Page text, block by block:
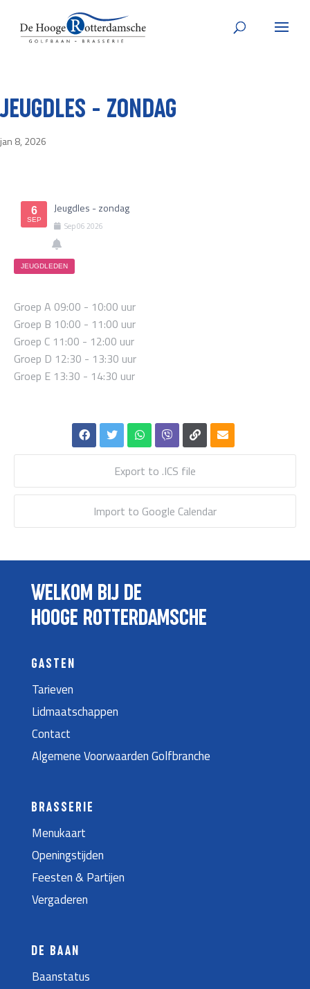
JEUGDLES – ZONDAG
jan 8, 2026
6
SEP
Jeugdles - zondag
Sep062026
JEUGDLEDEN
Groep A 09:00 - 10:00 uur
Groep B 10:00 - 11:00 uur
Groep C 11:00 - 12:00 uur
Groep D 12:30 - 13:30 uur
Groep E 13:30 - 14:30 uur
Export to .ICS file
Import to Google Calendar
WELKOM BIJ DE
HOOGE ROTTERDAMSCHE
GASTEN
Tarieven
Lidmaatschappen
Contact
Algemene Voorwaarden Golfbranche
BRASSERIE
Menukaart
Openingstijden
Feesten & Partijen
Vergaderen
DE BAAN
Baanstatus